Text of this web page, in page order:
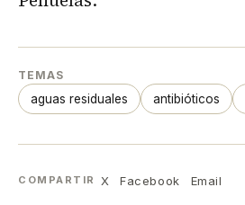
TEMAS
aguas residuales antibióticos
COMPARTIR X Facebook Email